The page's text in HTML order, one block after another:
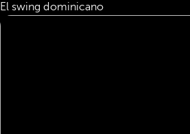
El swing dominicano